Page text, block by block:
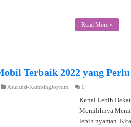
…
Read More »
Terbaik 2022 yang
Asuransi-KambingJoynim 0
Kenal Lebih
Memilihnya
lebih nyaman.